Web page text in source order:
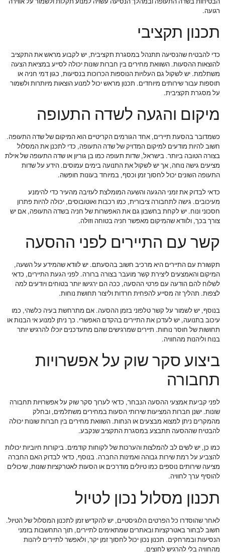
רגועה.
תכנון תקציבי
כדי להבטיח שהנסיעה תתנהל במסגרת תקציבית, יש לקבוע מראש את התקציב
להוצאות ההסעות. השוואת מחירים בין חברות שונות יכולה לסייע במציאת הצעה
משתלמת. יש לשקול גם העלויות הנוספות הכרוכות בנסיעות, כגון דמי חניה או
תוספות עבור שירותים מיוחדים. תכנון מראש יכול למנוע הוצאות מיותרות ולשמור
על מסגרת תקציבית.
מיקום והגעה לשדה התעופה
כשמדובר בהסעת תיירים, אחד הגורמים הקריטיים הוא המיקום של שדה התעופה.
חשוב להיות מודעים למיקום המדויק של שדה התעופה, כדי לתכנן את המסלול
בצורה הטובה ביותר. בישראל, שדות תעופה כמו בן גוריון או שדה התעופה של אילת
מציעים גישה נוחה, אך יש לשקול את התנועה בימים עמוסים. הידע על שדות
התעופה השונים יכול לחסוך זמן וכסף, במיוחד בעונות חופשה.
כדאי לבדוק את זמני ההגעה והשעה המומלצת לעזיבה מהעיר כדי להימנע
מעיכובים. גישה לתחבורה ציבורית, כמו רכבות ואוטובוסים, יכולה להיות פתרון
חסכוני ונוח. יש לקחת בחשבון גם את האפשרות של חניה בשדה התעופה, אם יש
צורך בכך, ולוודא שהמיקום מאפשר חניה בטוחה וזולה.
קשר עם התיירים לפני ההסעה
תקשורת עם התיירים היא מרכיב חשוב בהסעתם. יש לוודא שהמידע על השעה,
המיקום והאמצעים ליצירת קשר מועבר בצורה ברורה. לפני הגעת התיירים, כדאי
לשלוח להם הודעה עם פרטי ההסעה, ככה הם ירגישו יותר בטוחים ויודעים למה
לצפות. תהליך זה מסייע להפחית חרדות וליצור תחושת נוחות.
בנוסף, יש לשמור על קשר טלפוני בזמן ההסעה. אם מתרחשת בעיה כלשהי, כמו
עיכוב בתנועה, יש לעדכן את התיירים בהקדם האפשרי. כך ניתן למנוע אי הבנות או
תחושות של חוסר נוחות. תיירים שמרגישים שהם מתעדכנים יוכלו להרגיש יותר
בנוח וליהנות מהחוויה.
ביצוע סקר שוק על אפשרויות
תחבורה
לפני קביעת אמצעי ההסעה הנבחר, כדאי לערוך סקר שוק על אפשרויות תחבורה
שונות. ישנן חברות המציעות שירותי הסעות במחירים משתלמים, ובחלק
מהמקרים ניתן למצוא מבצעים או הנחות. השוואת מחירים בין חברות שונות יכולה
להבטיח שההסעה תתבצע במסגרת התקציב שנקבע.
כמו כן, יש לשים לב להמלצות והערכות של לקוחות קודמים. ביקורות חיוביות יכולות
להצביע על רמת שירות גבוהה ואמינות החברה. בנוסף, כדאי לבדוק האם החברה
מציעה שירותים נוספים כמו טיולים מודרכים או הסעות לאטרקציות שונות, שיכולים
להוסיף ערך לחוויה.
תכנון מסלול נכון לטיול
לאחר שהוסדרו כל הפרטים הלוגיסטיים, יש להקדיש זמן לתכנון המסלול של הטיול.
חשוב לבחור באטרקציות ובאתרים שמתאימים לתיירים, תוך התחשבות בזמני
הנסיעות ובמרחקים. תכנון נכון יכול לחסוך זמן יקר, ולאפשר לתיירים ליהנות
מהחוויה בלי להרגיש לחוצים.